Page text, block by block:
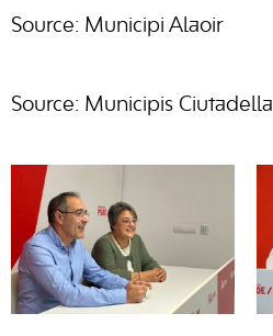
Source: Municipi Alaoir
Source: Municipis Ciutadella